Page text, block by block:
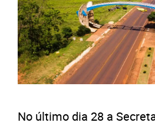
No último dia 28 a